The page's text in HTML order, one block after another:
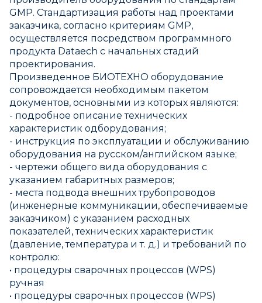
GMP. Стандартизация работы над проектами
заказчика, согласно критериям GMP,
осуществляется посредством программного
продукта Dataech с начальных стадий
проектирования.
Произведенное БИОТЕХНО оборудование
сопровождается необходимым пакетом
документов, основными из которых являются:
- подробное описание технических
характеристик одборудования;
- инструкция по эксплуатации и обслуживанию
оборудования на русском/английском языке;
- чертежи общего вида оборудования с
указанием габаритных размеров;
- места подвода внешних трубопроводов
(инженерные коммуникации, обеспечиваемые
заказчиком) с указанием расходных
показателей, технических характеристик
(давление, температура и т. д.) и требований по
контролю:
• процедуры сварочных процессов (WPS)
ручная
• процедуры сварочных процессов (WPS)